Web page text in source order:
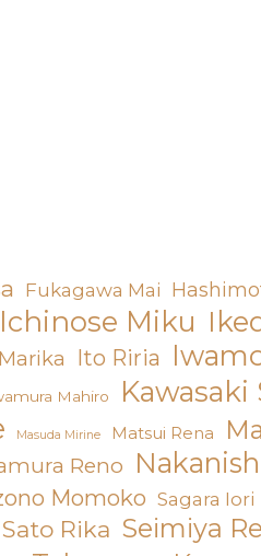
Fukagawa Mai
Ichinose Miku
Ito Riria
Mahiro Kawasaki
Masuda Mirine Matsui Rena
Reno
Momoko Sagara Iori
Sato Rika Seimiya